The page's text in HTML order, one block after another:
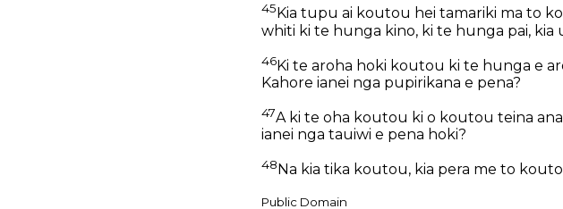
45 Kia tupu ai koutou hei tamariki ma to
whiti ki te hunga kino, ki te hunga pai,
46Ki te aroha hoki koutou ki te hunga e
Kahore ianei nga pupirikana e pena?
47A ki te oha koutou ki o koutou teina
ianei nga tauiwi e pena hoki?
48 Na kia tika koutou, kia pera me to
Public Domain